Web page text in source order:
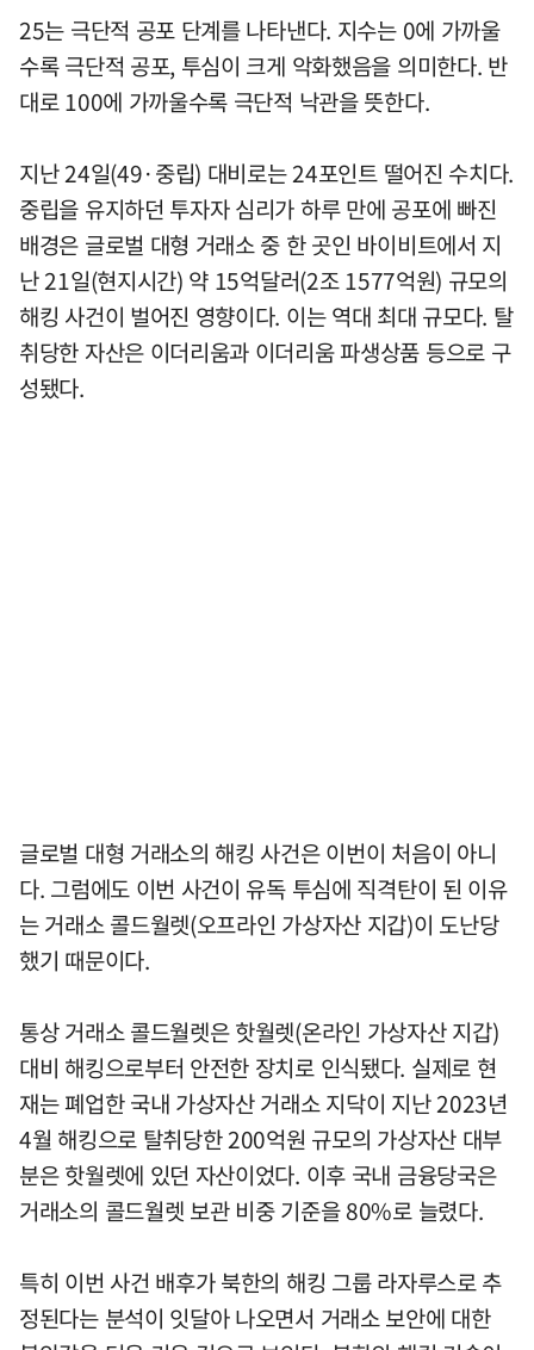
25는 극단적 공포 단계를 나타낸다. 지수는 0에 가까울
수록 극단적 공포, 투심이 크게 악화했음을 의미한다. 반
대로 100에 가까울수록 극단적 낙관을 뜻한다.
지난 24일(49·중립) 대비로는 24포인트 떨어진 수치다.
중립을 유지하던 투자자 심리가 하루 만에 공포에 빠진
배경은 글로벌 대형 거래소 중 한 곳인 바이비트에서 지
난 21일(현지시간) 약 15억달러(2조 1577억원) 규모의
해킹 사건이 벌어진 영향이다. 이는 역대 최대 규모다. 탈
취당한 자산은 이더리움과 이더리움 파생상품 등으로 구
성됐다.
글로벌 대형 거래소의 해킹 사건은 이번이 처음이 아니
다. 그럼에도 이번 사건이 유독 투심에 직격탄이 된 이유
는 거래소 콜드월렛(오프라인 가상자산 지갑)이 도난당
했기 때문이다.
통상 거래소 콜드월렛은 핫월렛(온라인 가상자산 지갑)
대비 해킹으로부터 안전한 장치로 인식됐다. 실제로 현
재는 폐업한 국내 가상자산 거래소 지닥이 지난 2023년
4월 해킹으로 탈취당한 200억원 규모의 가상자산 대부
분은 핫월렛에 있던 자산이었다. 이후 국내 금융당국은
거래소의 콜드월렛 보관 비중 기준을 80%로 늘렸다.
특히 이번 사건 배후가 북한의 해킹 그룹 라자루스로 추
정된다는 분석이 잇달아 나오면서 거래소 보안에 대한